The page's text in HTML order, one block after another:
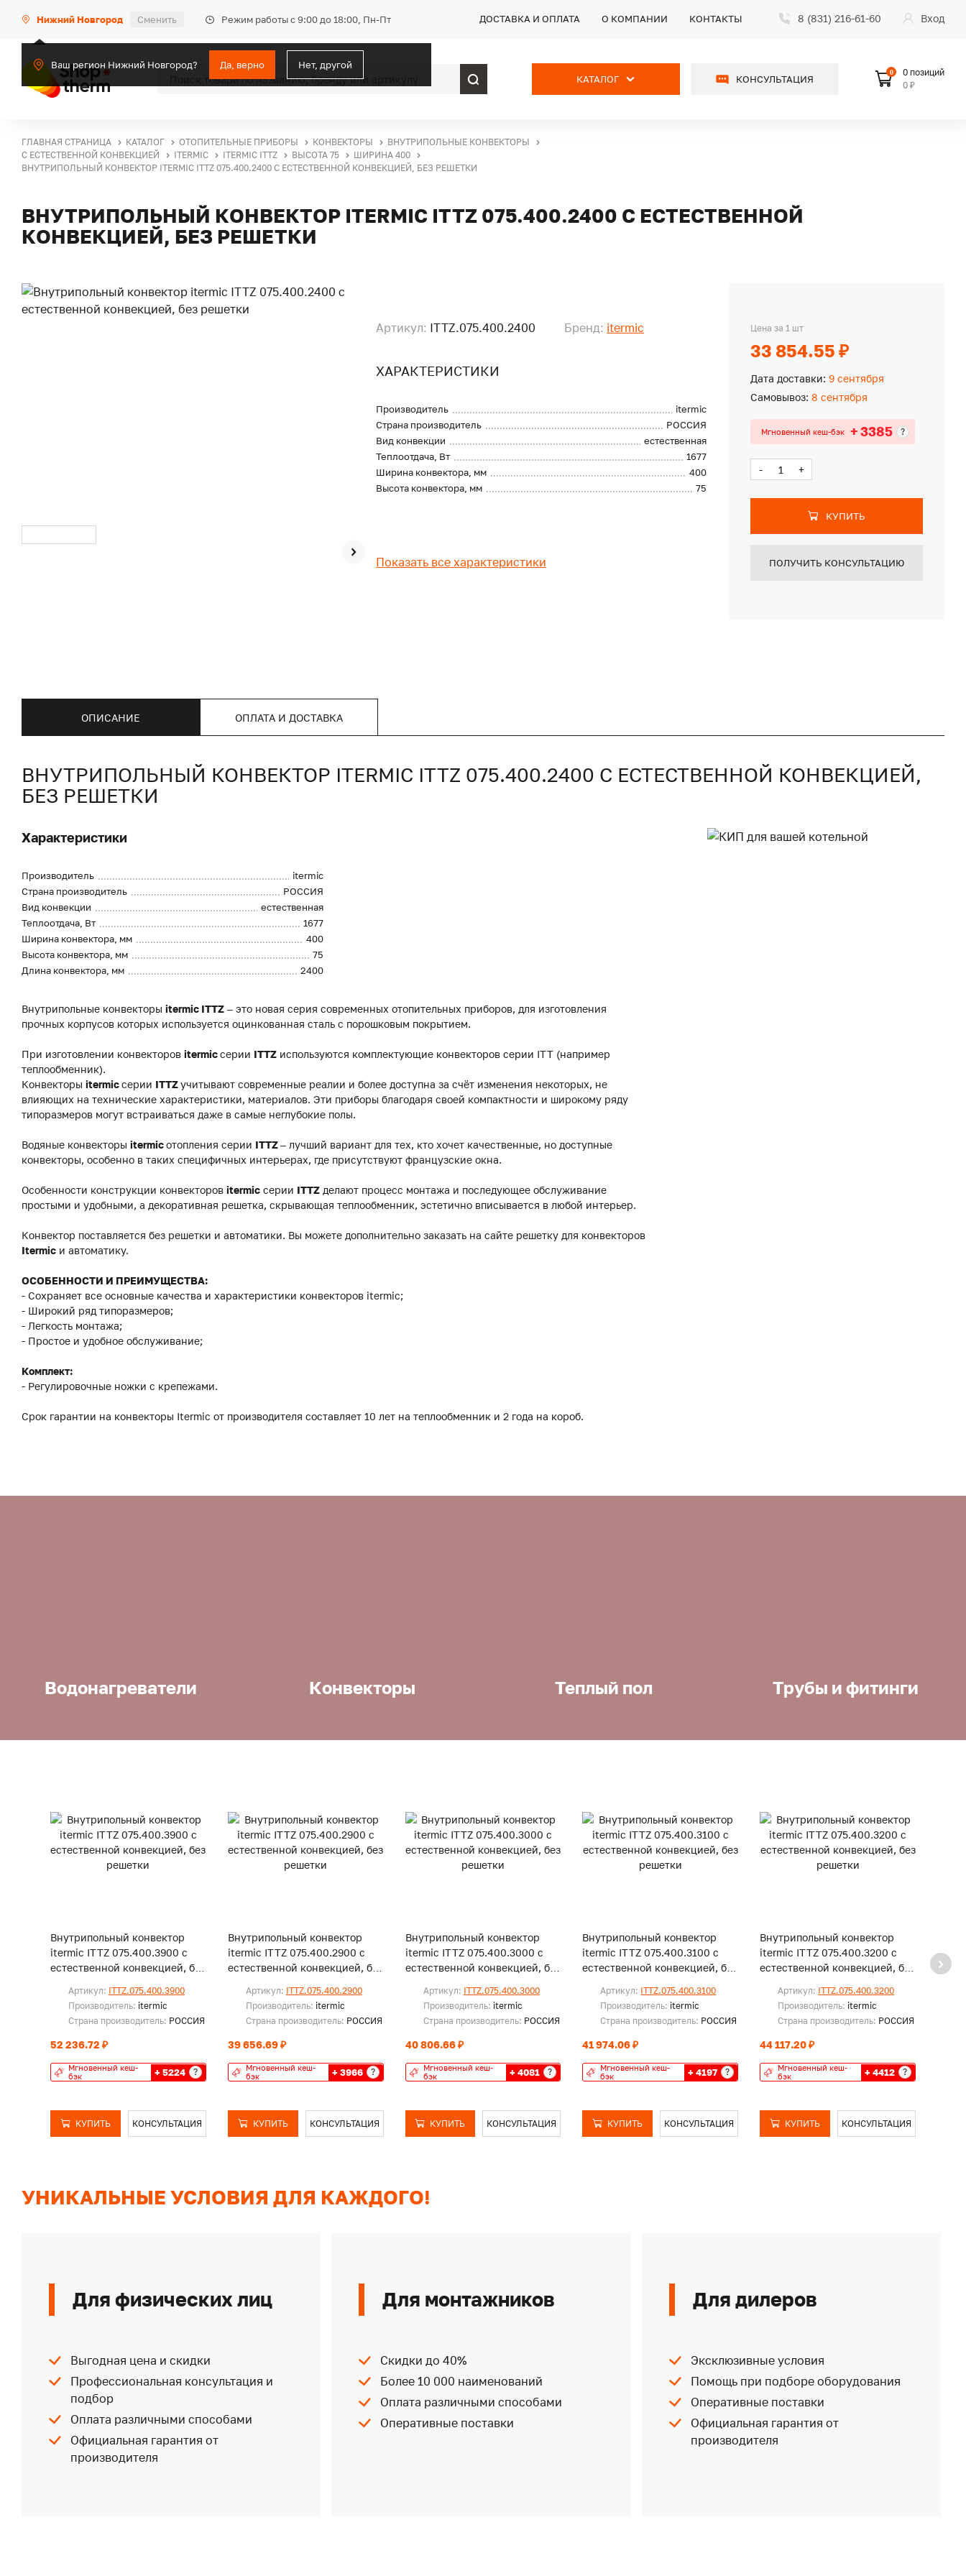
Нижний Новгород Сменить Режим работы с 9:00 до 18:00, Пн-Пт
Ваш регион Нижний Новгород? Да, верно Нет, другой
ДОСТАВКА И ОПЛАТА О КОМПАНИИ КОНТАКТЫ 8 (831) 216-61-60 Вход
КАТАЛОГ КОНСУЛЬТАЦИЯ
0
0 позиций
0 ₽
ГЛАВНАЯ СТРАНИЦА КАТАЛОГ ОТОПИТЕЛЬНЫЕ ПРИБОРЫ КОНВЕКТОРЫ
ВНУТРИПОЛЬНЫЕ КОНВЕКТОРЫ
С ЕСТЕСТВЕННОЙ КОНВЕКЦИЕЙ
ITERMIC ITERMIC ITTZ ВЫСОТА 75
ШИРИНА 400
ВНУТРИПОЛЬНЫЙ КОНВЕКТОР ITERMIC ITTZ 075.400.2400 С ЕСТЕСТВЕННОЙ КОНВЕКЦИЕЙ, БЕЗ РЕШЕТКИ
ВНУТРИПОЛЬНЫЙ КОНВЕКТОР ITERMIC ITTZ 075.400.2400 С ЕСТЕСТВЕННОЙ
КОНВЕКЦИЕЙ, БЕЗ РЕШЕТКИ
Артикул: ITTZ.075.400.2400 Бренд: itermic
ХАРАКТЕРИСТИКИ
Производитель
itermic
Страна производитель
РОССИЯ
Вид конвекции
естественная
Теплоотдача, Вт
1677
Ширина конвектора, мм
400
Высота конвектора, мм
75
Показать все характеристики
Цена за 1 шт
33 854.55 ₽
Дата доставки: 9 сентября
Самовывоз: 8 сентября
Мгновенный кеш-бэк + 3385 ?
- +
КУПИТЬ
ПОЛУЧИТЬ КОНСУЛЬТАЦИЮ
ОПИСАНИЕ ОПЛАТА И ДОСТАВКА
ВНУТРИПОЛЬНЫЙ КОНВЕКТОР ITERMIC ITTZ 075.400.2400 С ЕСТЕСТВЕННОЙ КОНВЕКЦИЕЙ,
БЕЗ РЕШЕТКИ
Характеристики
Производитель
itermic
Страна производитель
РОССИЯ
Вид конвекции
естественная
Теплоотдача, Вт
1677
Ширина конвектора, мм
400
Высота конвектора, мм
75
Длина конвектора, мм
2400
Внутрипольные конвекторы itermic ITTZ – это новая серия современных отопительных приборов, для изготовления
прочных корпусов которых используется оцинкованная сталь с порошковым покрытием.
При изготовлении конвекторов itermicсерии ITTZ используются комплектующие конвекторов серии ITT (например
теплообменник).
Конвекторы itermicсерии ITTZучитывают современные реалии и более доступна за счёт изменения некоторых, не
влияющих на технические характеристики, материалов. Эти приборы благодаря своей компактности и широкому ряду
типоразмеров могут встраиваться даже в самые неглубокие полы.
Водяные конвекторы itermicотопления серии ITTZ– лучший вариант для тех, кто хочет качественные, но доступные
конвекторы, особенно в таких специфичных интерьерах, где присутствуют французские окна.
Особенности конструкции конвекторов itermic серии ITTZ делают процесс монтажа и последующее обслуживание
простыми и удобными, а декоративная решетка, скрывающая теплообменник, эстетично вписывается в любой интерьер.
Конвектор поставляется без решетки и автоматики. Вы можете дополнительно заказать на сайте решетку для конвекторов
Itermic и автоматику.
ОСОБЕННОСТИ И ПРЕИМУЩЕСТВА:
- Сохраняет все основные качества и характеристики конвекторов itermic;
- Широкий ряд типоразмеров;
- Легкость монтажа;
- Простое и удобное обслуживание;
Комплект:
- Регулировочные ножки с крепежами.
Срок гарантии на конвекторы Itermic от производителя составляет 10 лет на теплообменник и 2 года на короб.
Водонагреватели Конвекторы Теплый пол Трубы и фитинги
Внутрипольный конвектор
itermic ITTZ 075.400.3900 с
естественной конвекцией, без
Артикул: ITTZ.075.400.3900
Производитель: itermic
Страна производитель: РОССИЯ
52 236.72 ₽
Мгновенный кеш-
бэк
+ 5224 ?
КУПИТЬ КОНСУЛЬТАЦИЯ
Внутрипольный конвектор
itermic ITTZ 075.400.2900 с
естественной конвекцией, без
Артикул: ITTZ.075.400.2900
Производитель: itermic
Страна производитель: РОССИЯ
39 656.69 ₽
Мгновенный кеш-
бэк
+ 3966 ?
КУПИТЬ КОНСУЛЬТАЦИЯ
Внутрипольный конвектор
itermic ITTZ 075.400.3000 с
естественной конвекцией, без
Артикул: ITTZ.075.400.3000
Производитель: itermic
Страна производитель: РОССИЯ
40 806.66 ₽
Мгновенный кеш-
бэк
+ 4081 ?
КУПИТЬ КОНСУЛЬТАЦИЯ
Внутрипольный конвектор
itermic ITTZ 075.400.3100 с
естественной конвекцией, без
Артикул: ITTZ.075.400.3100
Производитель: itermic
Страна производитель: РОССИЯ
41 974.06 ₽
Мгновенный кеш-
бэк
+ 4197 ?
КУПИТЬ КОНСУЛЬТАЦИЯ
Внутрипольный конвектор
itermic ITTZ 075.400.3200 с
естественной конвекцией, без
Артикул: ITTZ.075.400.3200
Производитель: itermic
Страна производитель: РОССИЯ
44 117.20 ₽
Мгновенный кеш-
бэк
+ 4412 ?
КУПИТЬ КОНСУЛЬТАЦИЯ
УНИКАЛЬНЫЕ УСЛОВИЯ ДЛЯ КАЖДОГО!
Для физических лиц
Выгодная цена и скидки
Профессиональная консультация и
подбор
Оплата различными способами
Официальная гарантия от
производителя
Для монтажников
Скидки до 40%
Более 10 000 наименований
Оплата различными способами
Оперативные поставки
Для дилеров
Эксклюзивные условия
Помощь при подборе оборудования
Оперативные поставки
Официальная гарантия от
производителя